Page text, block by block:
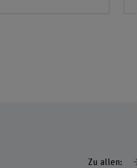
Zu allen: